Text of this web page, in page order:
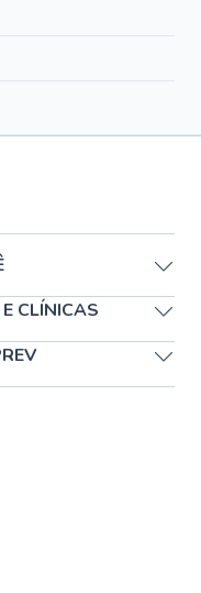
CLÍNICAS